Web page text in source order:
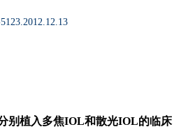
别植入多焦IOL和散光IOL的临床